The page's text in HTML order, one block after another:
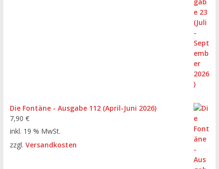
Die Fontäne - Ausgabe 112 (April-Juni 2026)
7,90 €
inkl. 19 % MwSt.
zzgl. Versandkosten